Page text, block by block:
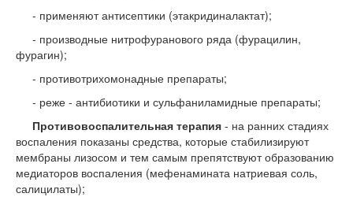
- применяют антисептики (этакридиналактат);
- производные нитрофуранового ряда (фурацилин,
фурагин);
- противотрихомонадные препараты;
- реже - антибиотики и сульфаниламидные препараты;
Противовоспалительная терапия - на ранних стадиях
воспаления показаны средства, которые стабилизируют
мембраны лизосом и тем самым препятствуют образованию
медиаторов воспаления (мефенамината натриевая соль,
салицилаты);